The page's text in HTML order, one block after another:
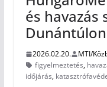
és havazás
Dunántúlon
2026.02.20.
MTI/
figyelmeztetés,
időjárás,